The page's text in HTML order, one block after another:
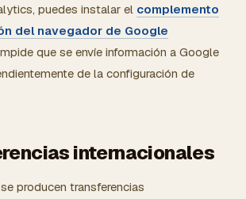
puedes instalar el complemento
del navegador de Google
que se envíe información a Google
de la configuración de
internacionales
producen transferencias